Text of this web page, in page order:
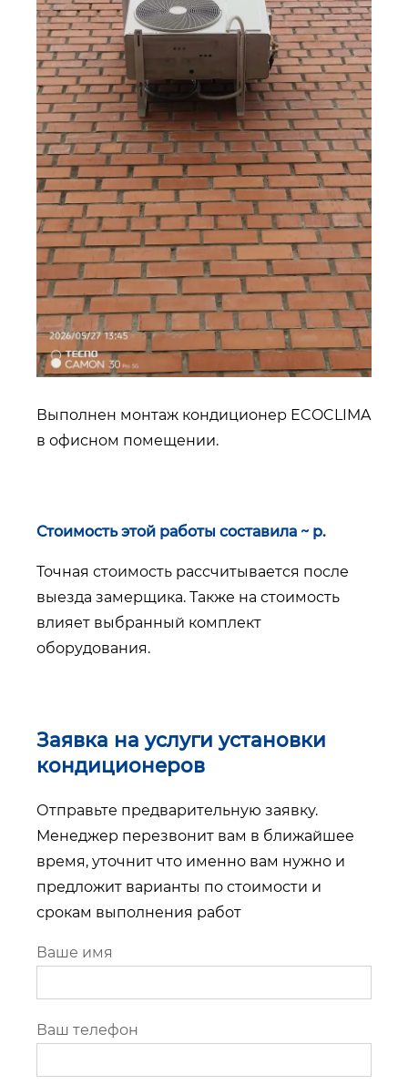
Выполнен монтаж кондиционер ECOCLIMA
в офисном помещении.
Стоимость этой работы составила ~ р.
Точная стоимость рассчитывается после
выезда замерщика. Также на стоимость
влияет выбранный комплект
оборудования.
Заявка на услуги установки
кондиционеров
Отправьте предварительную заявку.
Менеджер перезвонит вам в ближайшее
время, уточнит что именно вам нужно и
предложит варианты по стоимости и
срокам выполнения работ
Ваше имя
Ваш телефон